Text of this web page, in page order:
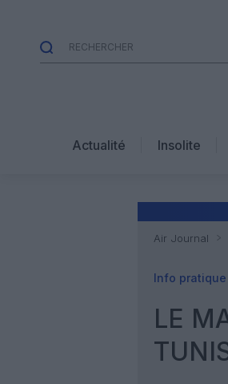
Actualité Insolite
Air Journal
Info pratique
LE